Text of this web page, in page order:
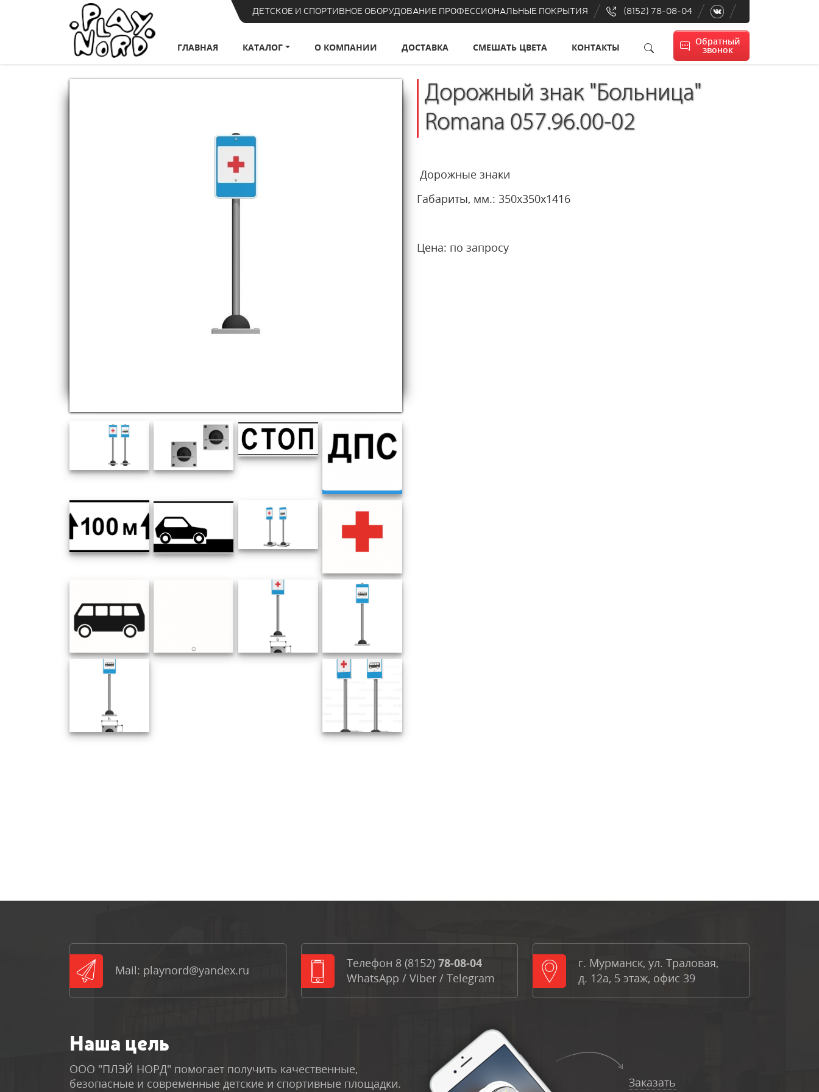
ДЕТСКОЕ И СПОРТИВНОЕ ОБОРУДОВАНИЕ ПРОФЕССИОНАЛЬНЫЕ ПОКРЫТИЯ (8152) 78-08-04
ГЛАВНАЯ КАТАЛОГ О КОМПАНИИ ДОСТАВКА СМЕШАТЬ ЦВЕТА КОНТАКТЫ Обратный
звонок
Дорожный знак "Больница"
Romana 057.96.00-02
Дорожные знаки
Габариты, мм.: 350x350x1416
Цена: по запросу
Mail: playnord@yandex.ru Телефон 8 (8152) 78-08-04
WhatsApp / Viber / Telegram
г. Мурманск, ул. Траловая,
д. 12а, 5 этаж, офис 39
Наша цель
ООО "ПЛЭЙ НОРД" помогает получить качественные,
безопасные и современные детские и спортивные площадки.
Заказать